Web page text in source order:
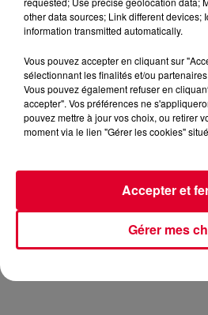
other data sources; Link different devices;
information transmitted automatically.
Vous pouvez accepter en cliquant sur
sélectionnant les finalités et/ou
Vous pouvez également refuser en
accepter". Vos préférences ne
pouvez mettre à jour vos choix, ou retirer
moment via le lien "Gérer les cookies"
Gérer mes
Accepter et